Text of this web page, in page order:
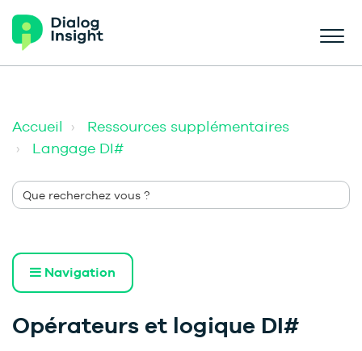
Accueil
Ressources supplémentaires
Langage DI#
Navigation
Opérateurs et logique DI#